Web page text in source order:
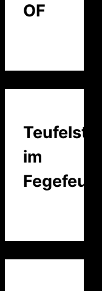
OF
Teufelstalk
im
Fegefeuer